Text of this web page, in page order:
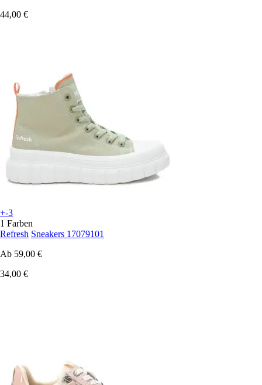
44,00 €
+-3
1 Farben
Refresh Sneakers 17079101
Ab 59,00 €
34,00 €